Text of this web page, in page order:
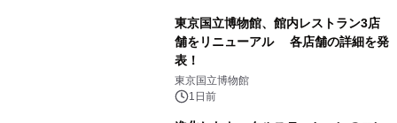
東京国立博物館、館内レストラン3店
舗をリニューアル 各店舗の詳細を発
表！
東京国立博物館
1日前